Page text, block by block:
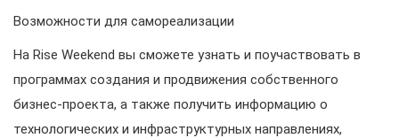
Возможности для самореализации
На Rise Weekend вы сможете узнать и поучаствовать в
программах создания и продвижения собственного
бизнес-проекта, а также получить информацию о
технологических и инфраструктурных направлениях,